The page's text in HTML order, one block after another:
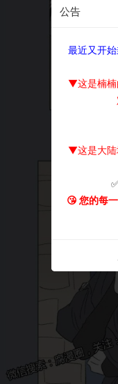
公告
最近又开
▼这是楠楠
▼这是大陆
😘 您的每